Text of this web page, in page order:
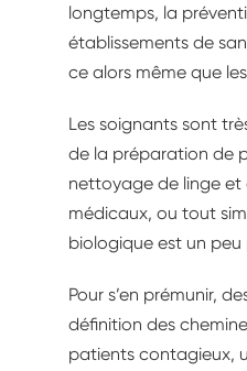
longtemps, la
établissements de
ce alors même que
Les soignants sont
de la préparation de
nettoyage de linge et
médicaux, ou tout
biologique est un
Pour s’en prémunir,
définition des
patients contagieux,